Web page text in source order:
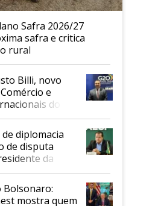
Safra 2026/27
safra e critica
rural
Billi, novo
e
do
diplomacia
de disputa
da
Bolsonaro:
mostra quem